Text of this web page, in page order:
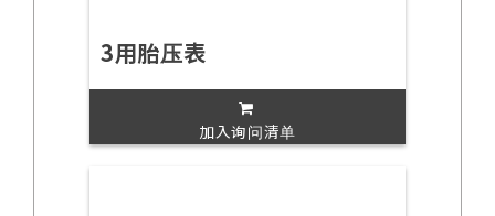
3用胎压表
加入询问清单